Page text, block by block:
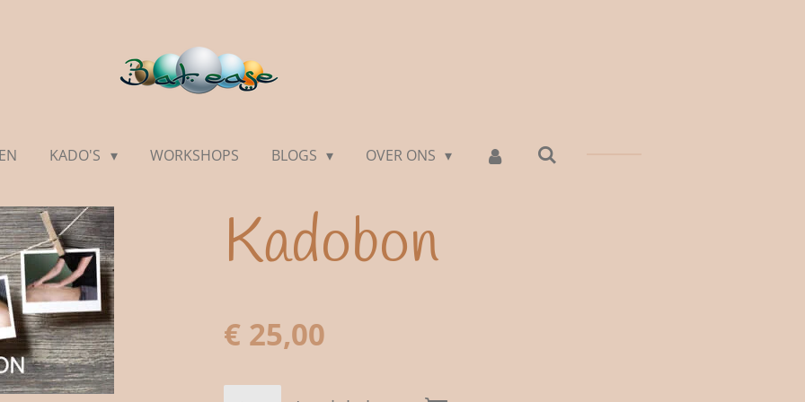
KADO'S WORKSHOPS BLOGS OVER ONS
Kadobon
€ 25,00